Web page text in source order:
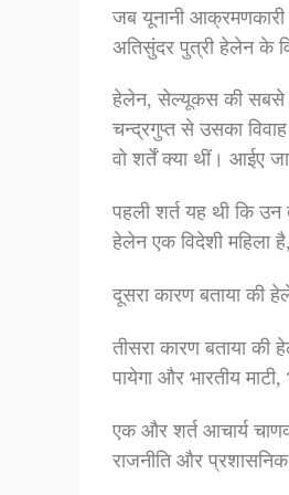
जब यूनानी आक्रमणकारी
अतिसुंदर पुत्री हेलेन के
हेलेन, सेल्यूकस की सबसे
चन्द्रगुप्त से उसका
वो शर्तें क्या थीं। आईए
पहली शर्त यह थी कि उन
हेलेन एक विदेशी महिला
दूसरा कारण बताया की
तीसरा कारण बताया
पायेगा और भारतीय माटी,
एक और शर्त आचार्य
राजनीति और